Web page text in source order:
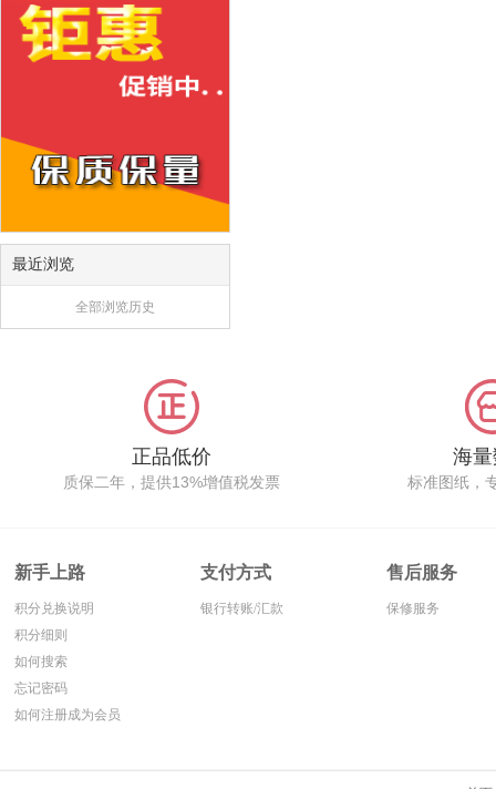
最近浏览
全部浏览历史
正品低价
质保二年，提供13%增值税发票
海
标准图纸，
新手上路
积分兑换说明
积分细则
如何搜索
忘记密码
如何注册成为会员
支付方式
银行转账/汇款
售后服务
保修服务